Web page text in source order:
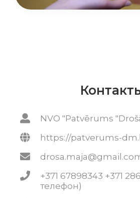
NVO "Patvērums
https://patverums-
+371 67898343 +371
телефон)